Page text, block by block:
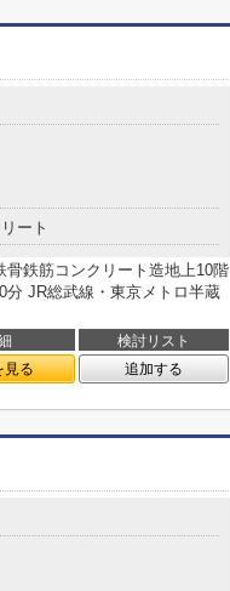
ート
鉄筋コンクリート造地上10階
JR総武線・東京メトロ半蔵
検討リスト
見る 追加する